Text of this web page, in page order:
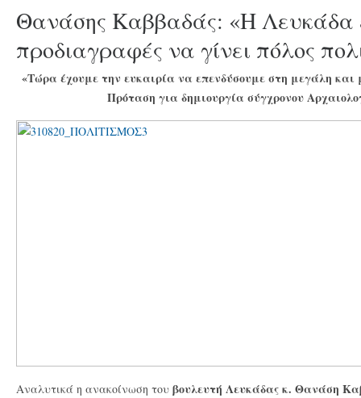
Θανάσης Καββαδάς: «Η Λευκάδα
προδιαγραφές να γίνει πόλος
«Τώρα έχουμε την ευκαιρία να επενδύσουμε στη μεγάλη και
Πρόταση για δημιουργία σύγχρονου
Αναλυτικά η ανακοίνωση του βουλευτή Λευκάδας κ. Θανάση